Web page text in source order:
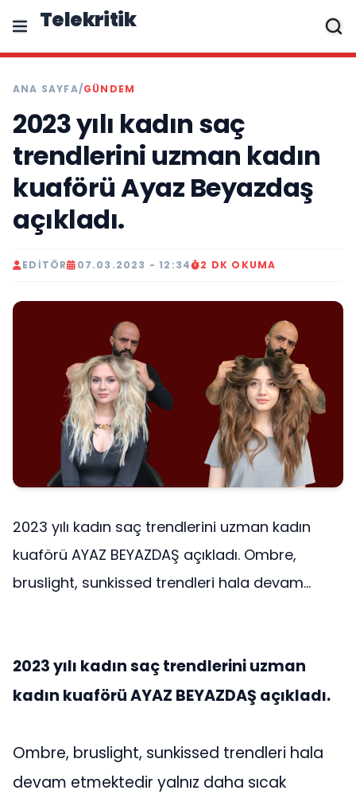
Telekritik
ANA SAYFA/GÜNDEM
2023 yılı kadın saç
trendlerini uzman kadın
kuaförü Ayaz Beyazdaş
açıkladı.
EDITÖR 07.03.2023 - 12:34 2 DK OKUMA
2023 yılı kadın saç trendlerini uzman kadın
kuaförü AYAZ BEYAZDAŞ açıkladı. Ombre,
bruslight, sunkissed trendleri hala devam...
2023 yılı kadın saç trendlerini uzman
kadın kuaförü AYAZ BEYAZDAŞ açıkladı.
Ombre, bruslight, sunkissed trendleri hala
devam etmektedir yalnız daha sıcak